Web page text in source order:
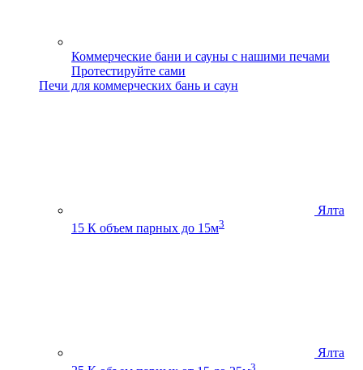
Коммерческие бани и сауны с нашими печами
Протестируйте сами
Печи для коммерческих бань и саун
Ялта
15 К объем парных до 15м3
Ялта
3